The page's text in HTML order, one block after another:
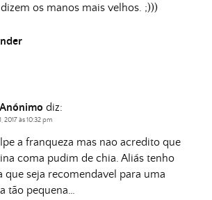
os manos mais velhos. ;)))
Anónimo diz:
2017 às 10:32 pm
a franqueza mas nao acredito que
coma pudim de chia. Aliás tenho
que seja recomendavel para uma
tão pequena…